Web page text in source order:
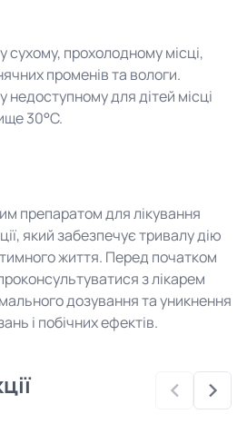
сухому, прохолодному місці,
променів та вологи.
недоступному для дітей місці
30°C.
препаратом для лікування
який забезпечує тривалу дію
життя. Перед початком
з лікарем
дозування та уникнення
і побічних ефектів.